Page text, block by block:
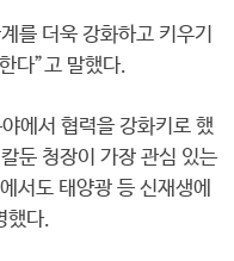
를 더욱 강화하고 키우기
다”고 말했다.
에서 협력을 강화키로 했
둔 청장이 가장 관심 있는
서도 태양광 등 신재생에
했다.